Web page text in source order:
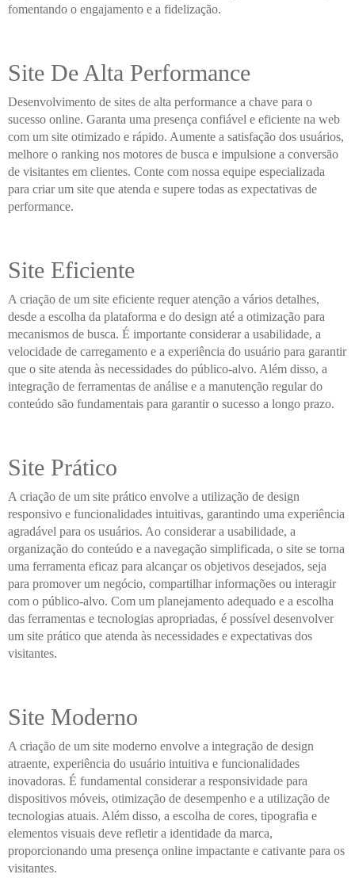
fomentando o engajamento e a fidelização.
Site De Alta Performance
Desenvolvimento de sites de alta performance a chave para o
sucesso online. Garanta uma presença confiável e eficiente na web
com um site otimizado e rápido. Aumente a satisfação dos usuários,
melhore o ranking nos motores de busca e impulsione a conversão
de visitantes em clientes. Conte com nossa equipe especializada
para criar um site que atenda e supere todas as expectativas de
performance.
Site Eficiente
A criação de um site eficiente requer atenção a vários detalhes,
desde a escolha da plataforma e do design até a otimização para
mecanismos de busca. É importante considerar a usabilidade, a
velocidade de carregamento e a experiência do usuário para garantir
que o site atenda às necessidades do público-alvo. Além disso, a
integração de ferramentas de análise e a manutenção regular do
conteúdo são fundamentais para garantir o sucesso a longo prazo.
Site Prático
A criação de um site prático envolve a utilização de design
responsivo e funcionalidades intuitivas, garantindo uma experiência
agradável para os usuários. Ao considerar a usabilidade, a
organização do conteúdo e a navegação simplificada, o site se torna
uma ferramenta eficaz para alcançar os objetivos desejados, seja
para promover um negócio, compartilhar informações ou interagir
com o público-alvo. Com um planejamento adequado e a escolha
das ferramentas e tecnologias apropriadas, é possível desenvolver
um site prático que atenda às necessidades e expectativas dos
visitantes.
Site Moderno
A criação de um site moderno envolve a integração de design
atraente, experiência do usuário intuitiva e funcionalidades
inovadoras. É fundamental considerar a responsividade para
dispositivos móveis, otimização de desempenho e a utilização de
tecnologias atuais. Além disso, a escolha de cores, tipografia e
elementos visuais deve refletir a identidade da marca,
proporcionando uma presença online impactante e cativante para os
visitantes.